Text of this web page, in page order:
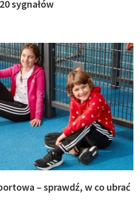
sygnałów
– sprawdź, w co ubrać